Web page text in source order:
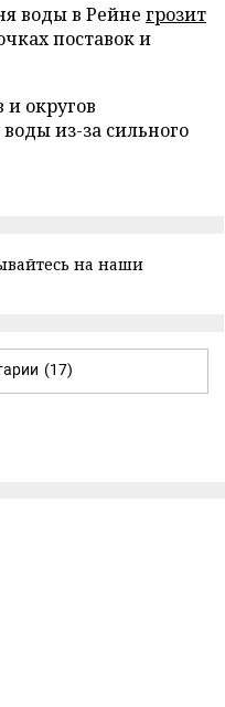
воды в Рейне грозит
поставок и
и округов
из-за сильного
на наши
(17)